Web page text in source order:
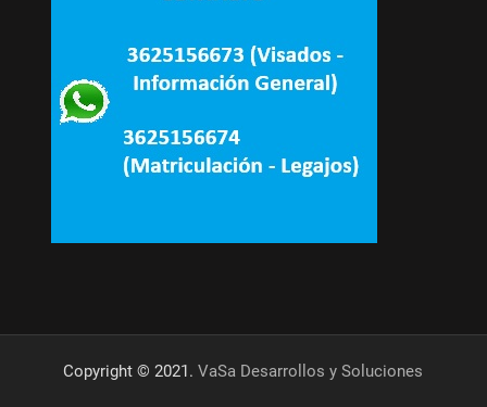
Copyright © 2021.VaSa Desarrollos y Soluciones